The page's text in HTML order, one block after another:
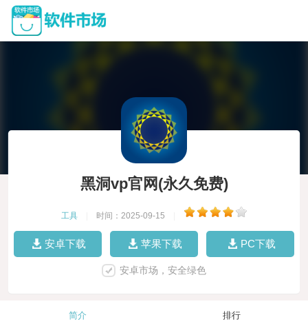
黑洞vp官网(永久免费)
工具 时间：2025-09-15
安卓下载 苹果下载 PC下载
安卓市场，安全绿色
简介 排行